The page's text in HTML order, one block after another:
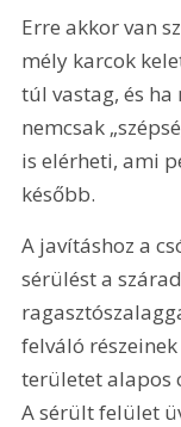
Erre akkor van
mély karcok
túl vastag, és
nemcsak
is elérheti, ami
később.
A javításhoz a
sérülést a
felváló
területet alapos
A sérült felület